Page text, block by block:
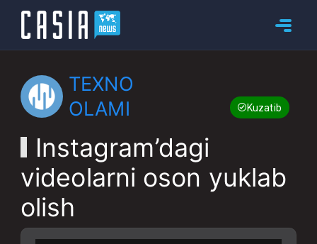
TEXNO
OLAMI
Kuzatib boring
Instagram’dagi
videolarni oson yuklab
olish